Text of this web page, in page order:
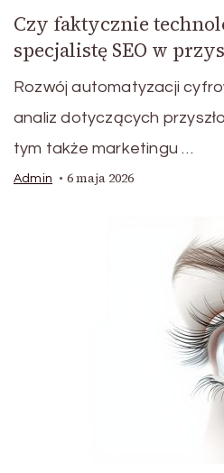
Czy faktycznie
specjalistę SEO w
Rozwój automatyzacji
analiz dotyczących
tym także marketingu …
Admin 6 maja 2026